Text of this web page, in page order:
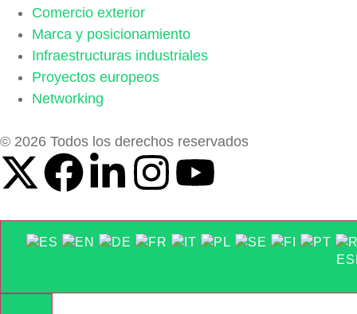
Comercio exterior
Marca y posicionamiento
Infraestructuras industriales
Proyectos europeos
Networking
© 2026 Todos los derechos reservados